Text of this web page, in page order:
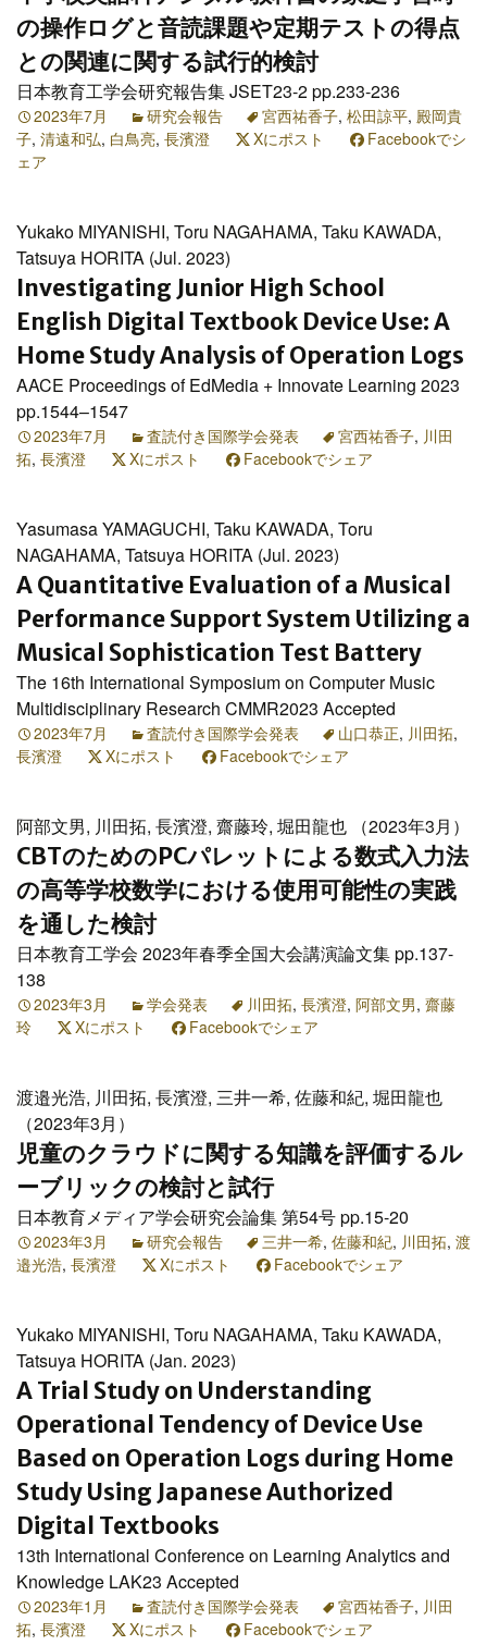
の操作ログと音読課題や定期テストの得点
との関連に関する試行的検討
日本教育工学会研究報告集 JSET23-2 pp.233-236
2023年7月 研究会報告 宮西祐香子, 松田諒平, 殿岡貴
子, 清遠和弘, 白鳥亮, 長濱澄 Xにポスト
Facebookでシ
ェア
Yukako MIYANISHI, Toru NAGAHAMA, Taku KAWADA,
Tatsuya HORITA (Jul. 2023)
Investigating Junior High School
English Digital Textbook Device Use: A
Home Study Analysis of Operation Logs
AACE Proceedings of EdMedia + Innovate Learning 2023
pp.1544–1547
2023年7月 査読付き国際学会発表 宮西祐香子, 川田
拓, 長濱澄 Xにポスト Facebookでシェア
Yasumasa YAMAGUCHI, Taku KAWADA, Toru
NAGAHAMA, Tatsuya HORITA (Jul. 2023)
A Quantitative Evaluation of a Musical
Performance Support System Utilizing a
Musical Sophistication Test Battery
The 16th International Symposium on Computer Music
Multidisciplinary Research CMMR2023 Accepted
2023年7月 査読付き国際学会発表 山口恭正, 川田拓,
長濱澄
Xにポスト Facebookでシェア
阿部文男, 川田拓, 長濱澄, 齋藤玲, 堀田龍也 （2023年3月）
CBTのためのPCパレットによる数式入力法
の高等学校数学における使用可能性の実践
を通した検討
日本教育工学会 2023年春季全国大会講演論文集 pp.137-
138
2023年3月 学会発表 川田拓, 長濱澄, 阿部文男, 齋藤
玲
Xにポスト Facebookでシェア
渡邉光浩, 川田拓, 長濱澄, 三井一希, 佐藤和紀, 堀田龍也
（2023年3月）
児童のクラウドに関する知識を評価するル
ーブリックの検討と試行
日本教育メディア学会研究会論集 第54号 pp.15-20
2023年3月 研究会報告 三井一希, 佐藤和紀, 川田拓, 渡
邉光浩, 長濱澄 Xにポスト Facebookでシェア
Yukako MIYANISHI, Toru NAGAHAMA, Taku KAWADA,
Tatsuya HORITA (Jan. 2023)
A Trial Study on Understanding
Operational Tendency of Device Use
Based on Operation Logs during Home
Study Using Japanese Authorized
Digital Textbooks
13th International Conference on Learning Analytics and
Knowledge LAK23 Accepted
2023年1月 査読付き国際学会発表 宮西祐香子, 川田
拓, 長濱澄 Xにポスト Facebookでシェア